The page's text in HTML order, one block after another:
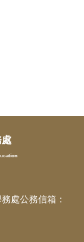
處
處公務信箱：